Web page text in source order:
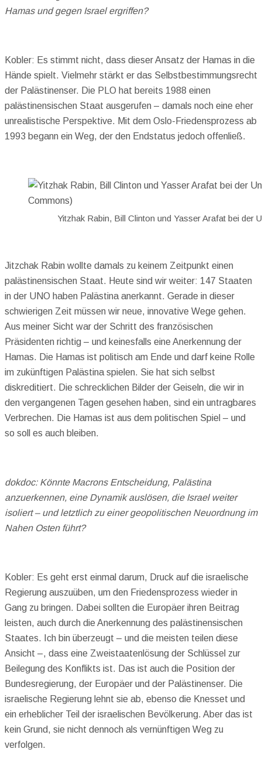
Hamas und gegen Israel ergriffen?
Kobler: Es stimmt nicht, dass dieser Ansatz der Hamas in die
Hände spielt. Vielmehr stärkt er das Selbstbestimmungsrecht
der Palästinenser. Die PLO hat bereits 1988 einen
palästinensischen Staat ausgerufen – damals noch eine eher
unrealistische Perspektive. Mit dem Oslo-Friedensprozess ab
1993 begann ein Weg, der den Endstatus jedoch offenließ.
Yitzhak Rabin, Bill Clinton und Yasser Arafat bei
Jitzchak Rabin wollte damals zu keinem Zeitpunkt einen
palästinensischen Staat. Heute sind wir weiter: 147 Staaten
in der UNO haben Palästina anerkannt. Gerade in dieser
schwierigen Zeit müssen wir neue, innovative Wege gehen.
Aus meiner Sicht war der Schritt des französischen
Präsidenten richtig – und keinesfalls eine Anerkennung der
Hamas. Die Hamas ist politisch am Ende und darf keine Rolle
im zukünftigen Palästina spielen. Sie hat sich selbst
diskreditiert. Die schrecklichen Bilder der Geiseln, die wir in
den vergangenen Tagen gesehen haben, sind ein untragbares
Verbrechen. Die Hamas ist aus dem politischen Spiel – und
so soll es auch bleiben.
dokdoc: Könnte Macrons Entscheidung, Palästina
anzuerkennen, eine Dynamik auslösen, die Israel weiter
isoliert – und letztlich zu einer geopolitischen Neuordnung im
Nahen Osten führt?
Kobler: Es geht erst einmal darum, Druck auf die israelische
Regierung auszuüben, um den Friedensprozess wieder in
Gang zu bringen. Dabei sollten die Europäer ihren Beitrag
leisten, auch durch die Anerkennung des palästinensischen
Staates. Ich bin überzeugt – und die meisten teilen diese
Ansicht –, dass eine Zweistaatenlösung der Schlüssel zur
Beilegung des Konflikts ist. Das ist auch die Position der
Bundesregierung, der Europäer und der Palästinenser. Die
israelische Regierung lehnt sie ab, ebenso die Knesset und
ein erheblicher Teil der israelischen Bevölkerung. Aber das ist
kein Grund, sie nicht dennoch als vernünftigen Weg zu
verfolgen.